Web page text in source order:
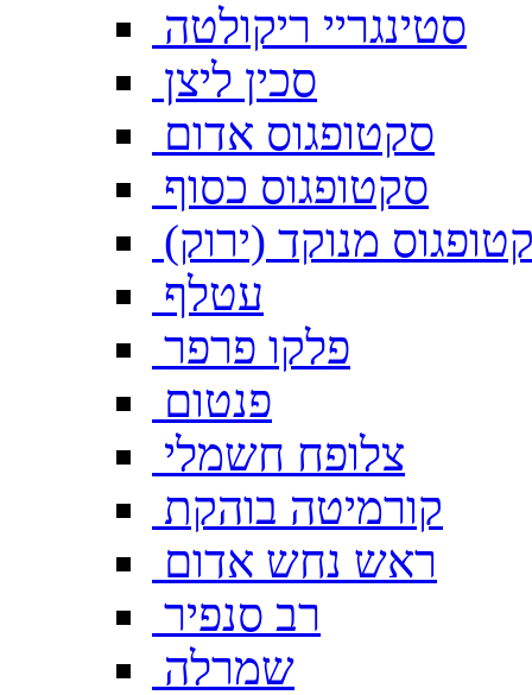
סטינגריי ריקולטה
סכין ליצן
סקטופגוס אדום
סקטופגוס כסוף
מנוקד (ירוק)
עטלף
פלקו פרפר
פנטום
צלופח חשמלי
קורמיטה בוהקת
ראש נחש אדום
רב סנפיר
שמרלה